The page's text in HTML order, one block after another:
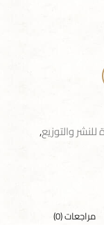
للنشر والتوزيع,
مراجعات (0)